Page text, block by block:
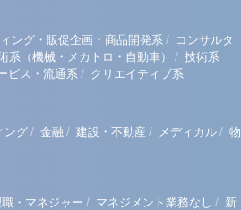
ング・販促企画・商品開発系 / コンサルタ
系（機械・メカトロ・自動車） / 技術系
ビス・流通系 / クリエイティブ系
ング / 金融 / 建設・不動産 / メディカル / 物
・マネジャー / マネジメント業務なし / 新